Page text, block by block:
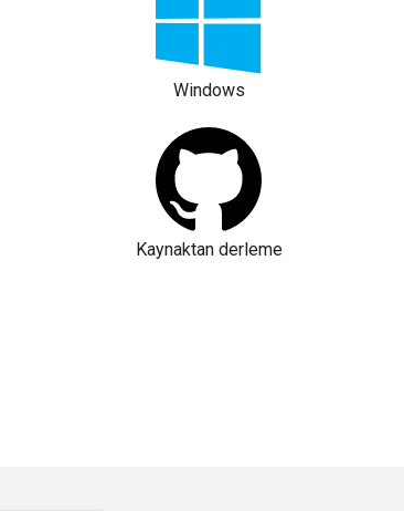
Windows
Kaynaktan derleme